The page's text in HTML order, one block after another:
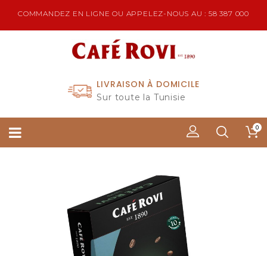
COMMANDEZ EN LIGNE OU APPELEZ-NOUS AU : 58 387 000
LIVRAISON À DOMICILE
Sur toute la Tunisie
0